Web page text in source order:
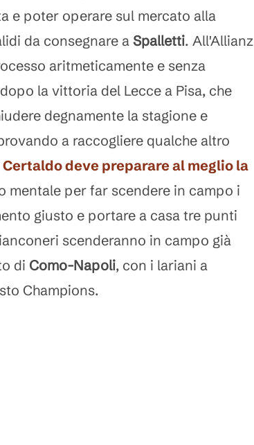
e poter operare sul mercato alla
da consegnare a Spalletti. All'Allianz
aritmeticamente e senza
la vittoria del Lecce a Pisa, che
degnamente la stagione e
a raccogliere qualche altro
deve preparare al meglio la
mentale per far scendere in campo i
giusto e portare a casa tre punti
scenderanno in campo già
di Como-Napoli, con i lariani a
Champions.